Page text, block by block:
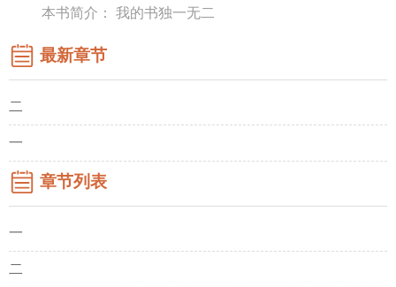
本书简介： 我的书独一无二
最新章节
二
一
章节列表
一
二